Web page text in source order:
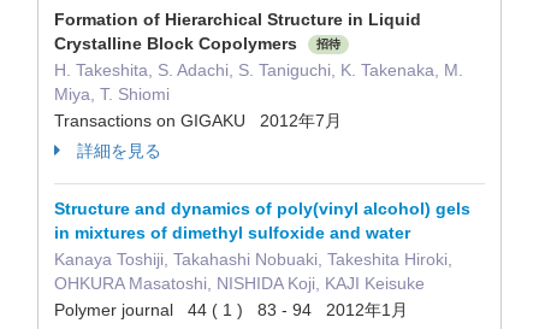
Formation of Hierarchical Structure in Liquid
Crystalline Block Copolymers
招待
H. Takeshita, S. Adachi, S. Taniguchi, K. Takenaka, M.
Miya, T. Shiomi
Transactions on GIGAKU 2012年7月
詳細を見る
Structure and dynamics of poly(vinyl alcohol) gels
in mixtures of dimethyl sulfoxide and water
Kanaya Toshiji, Takahashi Nobuaki, Takeshita Hiroki,
OHKURA Masatoshi, NISHIDA Koji, KAJI Keisuke
Polymer journal 44 ( 1 ) 83 - 94 2012年1月